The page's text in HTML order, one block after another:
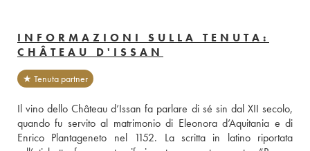
INFORMAZIONI SULLA TENUTA:
CHÂTEAU D'ISSAN
★ Tenuta partner
Il vino dello Château d’Issan fa parlare di sé sin dal XII secolo,
quando fu servito al matrimonio di Eleonora d’Aquitania e di
Enrico Plantageneto nel 1152. La scritta in latino riportata